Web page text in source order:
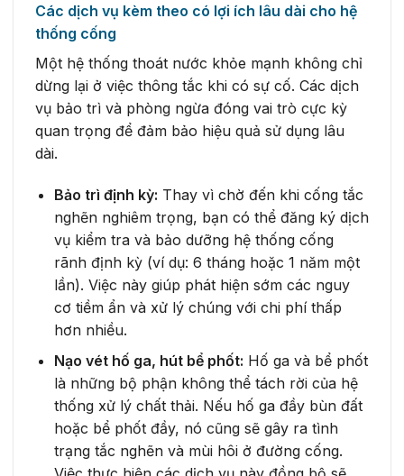
Các dịch vụ kèm theo có lợi ích lâu dài cho hệ
thống cống
Một hệ thống thoát nước khỏe mạnh không chỉ
dừng lại ở việc thông tắc khi có sự cố. Các dịch
vụ bảo trì và phòng ngừa đóng vai trò cực kỳ
quan trọng để đảm bảo hiệu quả sử dụng lâu
dài.
Bảo trì định kỳ: Thay vì chờ đến khi cống tắc
nghẽn nghiêm trọng, bạn có thể đăng ký dịch
vụ kiểm tra và bảo dưỡng hệ thống cống
rãnh định kỳ (ví dụ: 6 tháng hoặc 1 năm một
lần). Việc này giúp phát hiện sớm các nguy
cơ tiềm ẩn và xử lý chúng với chi phí thấp
hơn nhiều.
Nạo vét hố ga, hút bể phốt: Hố ga và bể phốt
là những bộ phận không thể tách rời của hệ
thống xử lý chất thải. Nếu hố ga đầy bùn đất
hoặc bể phốt đầy, nó cũng sẽ gây ra tình
trạng tắc nghẽn và mùi hôi ở đường cống.